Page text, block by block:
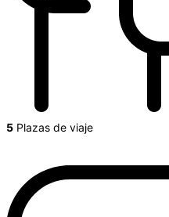
5 Plazas de viaje